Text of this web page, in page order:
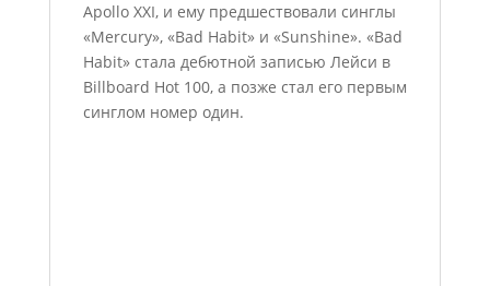
Apollo XXI, и ему предшествовали синглы
«Mercury», «Bad Habit» и «Sunshine». «Bad
Habit» стала дебютной записью Лейси в
Billboard Hot 100, а позже стал его первым
синглом номер один.